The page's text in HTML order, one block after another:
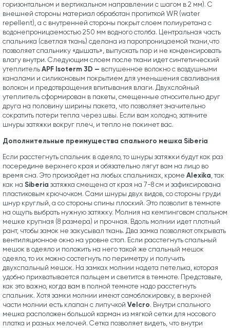
горизонтальном и вертикальном направлении с шагом в 2 мм). С
внешней стороны материал обработан пропиткой WR (water
repellent), а с внутренней стороны покрыт слоем полиуретана с
водонепроницаемостью 250 мм водного столба. Центральная часть
спальника (светлая ткань) сделана из паропроницаемой ткани,что
позволяет спальнику «дышать», выпускать пар и не конденсировать
влагу внутри. Следующим слоем после ткани идет синтетический
утеплитель APF Isoterm 3D — вспушенное волокно с воздушными
каналами и силиконовым покрытием для уменьшения сваливания
волокон и предотвращения впитывания влаги. Двухслойный
утеплитель сформирован в пакеты, смещенные относительно друг
друга на половину ширины пакета, что позволяет значительно
сократить потери тепла через швы. Если вам холодно, затяните
шнуры затяжки вокруг плеч, и тепло не покинет вас.
Дополнительные преимущества спального мешка Siberia
Если расстегнуть спальник в одеяло, то шнуры затяжки будут как раз
посередине верхнего края и обязательно лягут вам на лицо во
время сна. Это произойдет на любых спальниках, кроме Alexika, так
как на Siberia затяжка смещена от края на 7-8 см и зафиксирована
пластиковым крючочком. Сами шнуры двух видов, со стороны груди
шнур круглый, а со стороны спины плоский. Это позволит в темноте
на ощупь выбрать нужную затяжку. Молния на кемпинговом спальном
мешке крупная (8 размера) и прочная. Вдоль молнии идет плотный
рант, чтобы замок не закусывал ткань. Два замка позволяют открывать
вентиляционное окно на уровне стоп. Если расстегнуть спальный
мешок в одеяло и положить на него такой же спальный мешок
одеяло, то их можно состегнуть по периметру и получить
двухспальный мешок. На замках молнии надета петелька, которая
удобно прихватывается пальцем и светится в темноте. Представьте,
как это важно, когда вам в полной темноте надо расстегнуть
спальник. Хотя замки молнии имеют самоблокировку, в верхней
части молнии есть клапан с липучкой Velcro. Внутри спального
мешка расположен большой карман из мягкой сетки для носового
платка и разных мелочей. Сетка позволяет видеть, что внутри